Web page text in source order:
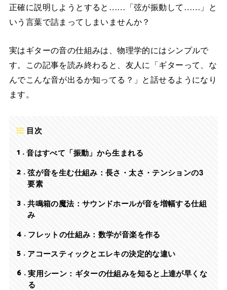
正確に説明しようとすると……「弦が振動して……」と
いう言葉で詰まってしまいませんか？
実はギターの音の仕組みは、物理学的にはシンプルで
す。この記事を読み終わると、友人に「ギターって、な
んでこんな音が出るか知ってる？」と話せるようになり
ます。
目次
1
音はすべて「振動」から生まれる
2
弦が音を生む仕組み：長さ・太さ・テンションの3
要素
3
共鳴箱の魔法：サウンドホールが音を増幅する仕組
み
4 フレットの仕組み：数学が音楽を作る
5 アコースティックとエレキの決定的な違い
6
実用シーン：ギターの仕組みを知ると上達が早くな
る